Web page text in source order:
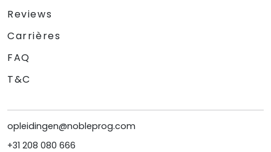
Reviews
Carrières
FAQ
T&C
opleidingen@nobleprog.com
+31 208 080 666